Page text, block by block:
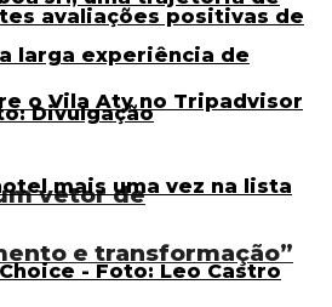
vetor de
e transformação”